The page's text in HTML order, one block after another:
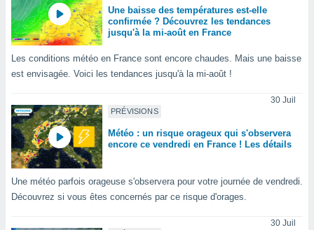
vous
à
notre
cas,
la
sur le
que
Une baisse des températures est-elle
confirmée ? Découvrez les tendances
jusqu'à la mi-août en France
Les conditions météo en France sont encore chaudes. Mais une baisse
est envisagée. Voici les tendances jusqu'à la mi-août !
PRÉVISIONS
30 Juil
Météo : un risque orageux qui s'observera
encore ce vendredi en France ! Les détails
Une météo parfois orageuse s'observera pour votre journée de vendredi.
Découvrez si vous êtes concernés par ce risque d'orages.
30 Juil